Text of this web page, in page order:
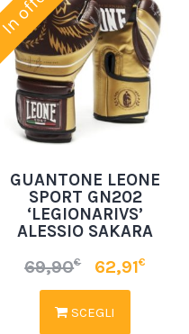
GUANTONE LEONE
SPORT GN202
‘LEGIONARIVS’
ALESSIO SAKARA
69,90€ 62,91€
SCEGLI